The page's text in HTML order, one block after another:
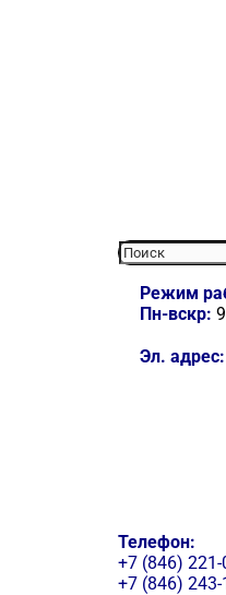
Режим
Пн-вскр:
Эл. адрес:
Телефон:
+7 (846) 221-
+7 (846) 243-